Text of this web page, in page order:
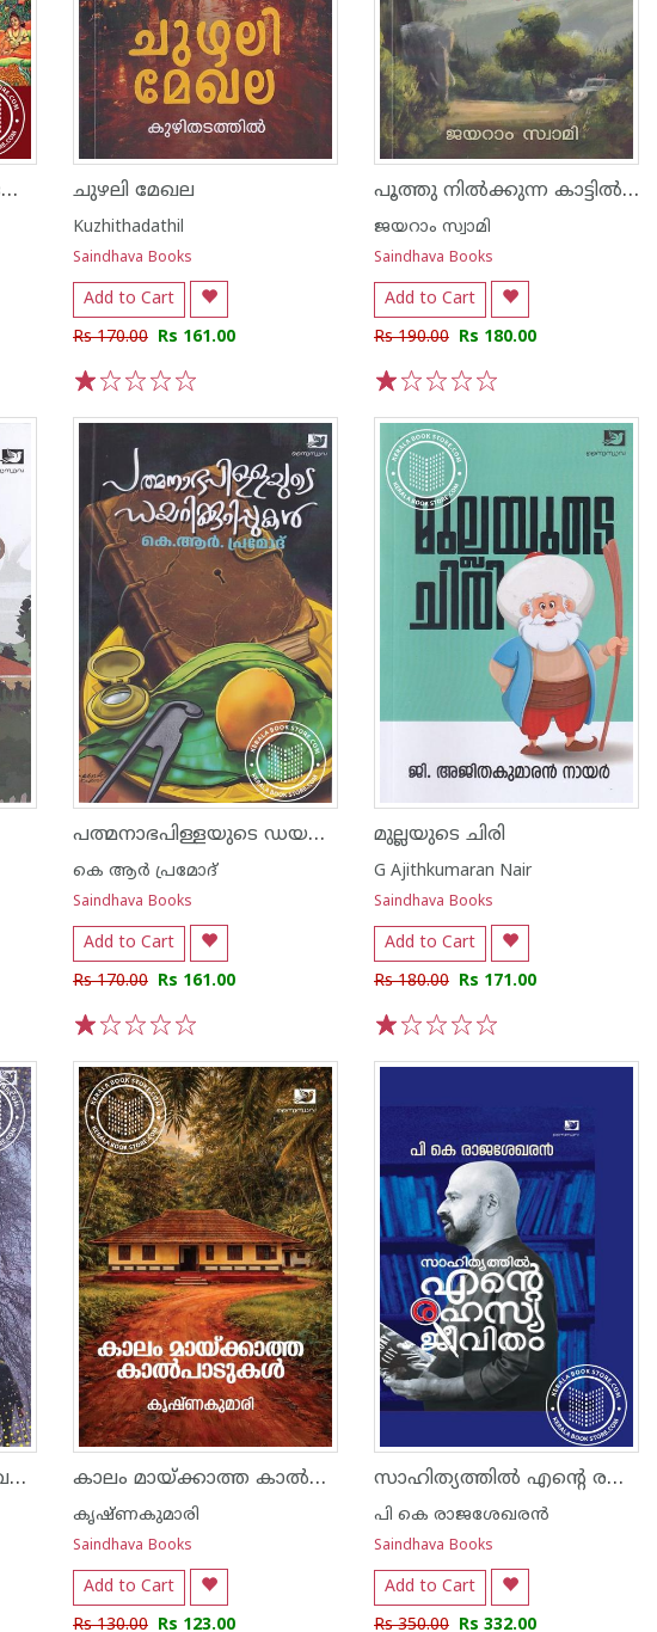
മഹാഭാരതം യാഗാശ്വങ്ങളുടെ ദുഃഖങ്ങൾ ചുഴലി മേഖല
Kuzhithadathil
Saindhava Books
Add to Cart
Rs 170.00 Rs 161.00
പൂത്തു നിൽക്കുന്ന കാട്ടിൽ ഇടി മുഴങി മഴ തുടങ്ങി
ജയറാം സ്വാമി
Saindhava Books
Add to Cart
Rs 190.00 Rs 180.00
പത്മനാഭപിള്ളയുടെ ഡയറിക്കുറിപ്പുകൾ
കെ ആർ പ്രമോദ്
Saindhava Books
Add to Cart
Rs 170.00 Rs 161.00
മുല്ലയുടെ ചിരി
G Ajithkumaran Nair
Saindhava Books
Add to Cart
Rs 180.00 Rs 171.00
ചിനാറിൽ ഇളം മഞ്ഞ വെയിൽ കാലം മായ്ക്കാത്ത കാൽപാടുകൾ
കൃഷ്ണകുമാരി
Saindhava Books
Add to Cart
Rs 130.00 Rs 123.00
സാഹിത്യത്തിൽ എന്റെ രഹസ്യ ജീവിതം
പി കെ രാജശേഖരന്‍
Saindhava Books
Add to Cart
Rs 350.00 Rs 332.00